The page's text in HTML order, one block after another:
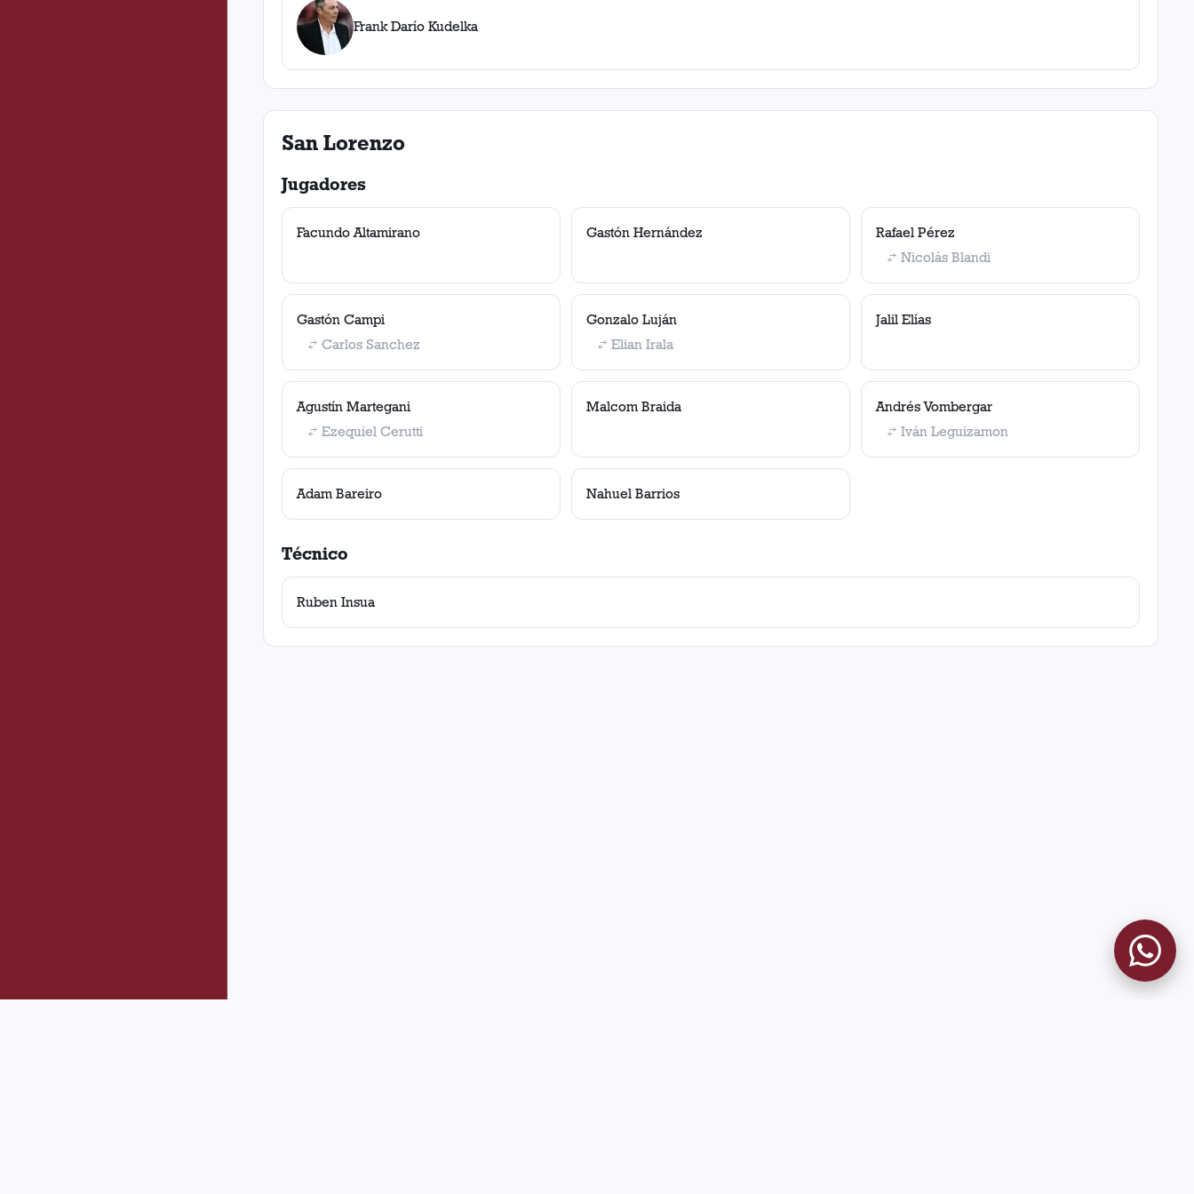
Frank Darío Kudelka
San Lorenzo
Jugadores
Facundo Altamirano Gastón Hernández
Rafael Pérez
Nicolás Blandi
Gastón Campi
Carlos Sanchez
Gonzalo Luján
Elian Irala
Jalil Elías
Agustín Martegani
Ezequiel Cerutti
Malcom Braida
Andrés Vombergar
Iván Leguizamon
Adam Bareiro Nahuel Barrios
Técnico
Ruben Insua